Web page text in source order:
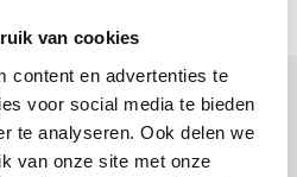
van cookies
content en advertenties te
voor social media te bieden
te analyseren. Ook delen we
van onze site met onze
onze nieuwsbrief
aanbiedingen en promoties